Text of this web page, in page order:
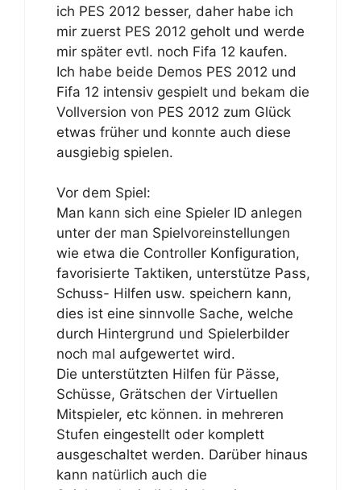
ich PES 2012 besser, daher habe ich
mir zuerst PES 2012 geholt und werde
mir später evtl. noch Fifa 12 kaufen.
Ich habe beide Demos PES 2012 und
Fifa 12 intensiv gespielt und bekam die
Vollversion von PES 2012 zum Glück
etwas früher und konnte auch diese
ausgiebig spielen.
Vor dem Spiel:
Man kann sich eine Spieler ID anlegen
unter der man Spielvoreinstellungen
wie etwa die Controller Konfiguration,
favorisierte Taktiken, unterstütze Pass,
Schuss- Hilfen usw. speichern kann,
dies ist eine sinnvolle Sache, welche
durch Hintergrund und Spielerbilder
noch mal aufgewertet wird.
Die unterstützten Hilfen für Pässe,
Schüsse, Grätschen der Virtuellen
Mitspieler, etc können. in mehreren
Stufen eingestellt oder komplett
ausgeschaltet werden. Darüber hinaus
kann natürlich auch die